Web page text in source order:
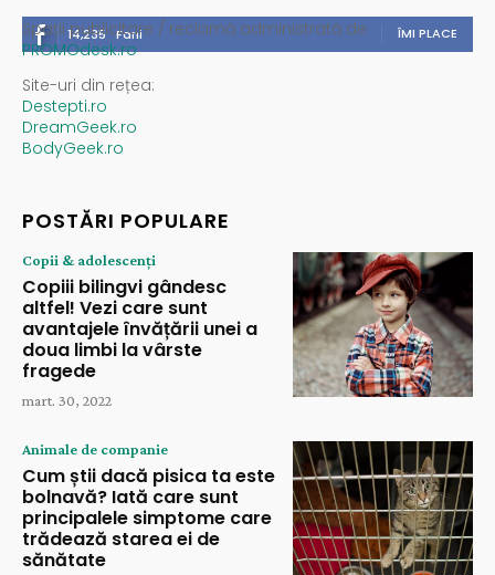
14,235 Fani ÎMI PLACE
Spații publicitare / reclamă administrată de
PROMOdesk.ro
Site-uri din rețea:
Destepti.ro
DreamGeek.ro
BodyGeek.ro
POSTĂRI POPULARE
Copii & adolescenți
Copiii bilingvi gândesc
altfel! Vezi care sunt
avantajele învățării unei a
doua limbi la vârste
fragede
mart. 30, 2022
Animale de companie
Cum știi dacă pisica ta este
bolnavă? Iată care sunt
principalele simptome care
trădează starea ei de
sănătate